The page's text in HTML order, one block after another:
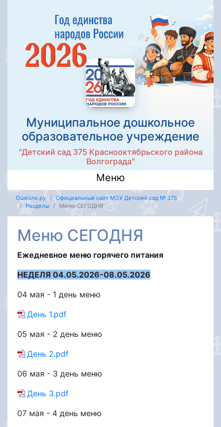
Муниципальное дошкольное
образовательное учреждение
"Детский сад 375 Краснооктябрьского района
Волгограда"
Меню
Ошколе.ру
Официальный сайт МОУ Детский сад № 375
Разделы
Меню СЕГОДНЯ
Меню СЕГОДНЯ
Ежедневное меню горячего питания
НЕДЕЛЯ 04.05.2026-08.05.2026
04 мая - 1 день меню
День 1.pdf
05 мая - 2 день меню
День 2.pdf
06 мая - 3 день меню
День 3.pdf
07 мая - 4 день меню